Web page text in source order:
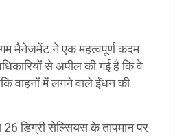
मैनेजमेंट ने एक महत्वपूर्ण कदम
से अपील की गई है कि वे
वाहनों में लगने वाले ईंधन की
डिग्री सेल्सियस के तापमान पर